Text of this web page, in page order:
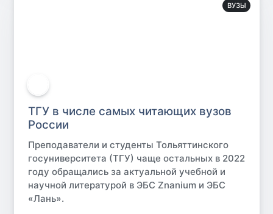
ВУЗЫ
ТГУ в числе самых читающих вузов
России
Преподаватели и студенты Тольяттинского
госуниверситета (ТГУ) чаще остальных в 2022
году обращались за актуальной учебной и
научной литературой в ЭБС Znanium и ЭБС
«Лань».